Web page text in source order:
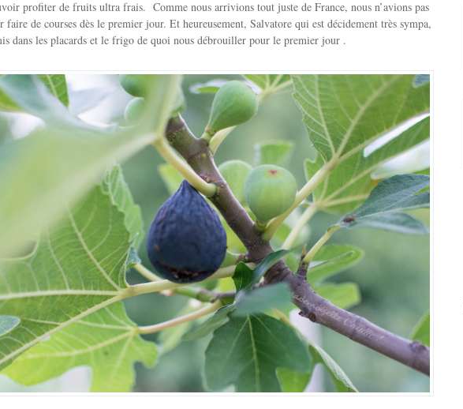
profiter de fruits ultra frais. Comme nous arrivions tout juste de France, nous n’avions pas
faire de courses dès le premier jour. Et heureusement, Salvatore qui est décidement très sympa,
dans les placards et le frigo de quoi nous débrouiller pour le premier jour .